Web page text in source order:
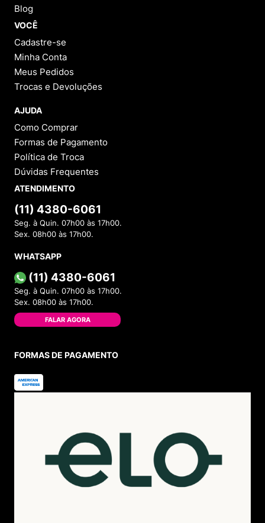
Blog
VOCÊ
Cadastre-se
Minha Conta
Meus Pedidos
Trocas e Devoluções
AJUDA
Como Comprar
Formas de Pagamento
Política de Troca
Dúvidas Frequentes
ATENDIMENTO
(11) 4380-6061
Seg. à Quin. 07h00 às 17h00.
Sex. 08h00 às 17h00.
WHATSAPP
(11) 4380-6061
Seg. à Quin. 07h00 às 17h00.
Sex. 08h00 às 17h00.
FALAR AGORA
FORMAS DE PAGAMENTO